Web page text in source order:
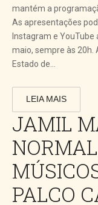
mantém a
As apresentações
Instagram e
maio, sempre às 20h.
Estado de...
LEIA MAIS
JAMIL
PALCO